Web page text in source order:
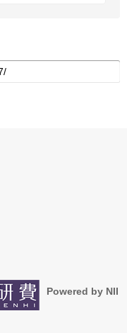
Powered by NII